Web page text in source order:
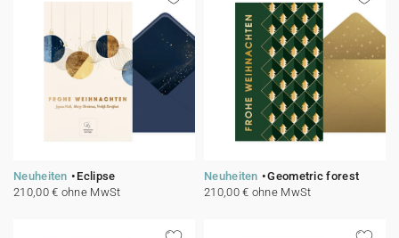
Neuheiten
Eclipse
210,00 € ohne MwSt
Neuheiten
Geometric forest
210,00 € ohne MwSt